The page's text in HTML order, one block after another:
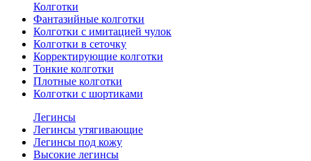
Колготки
Фантазийные колготки
Колготки с имитацией чулок
Колготки в сеточку
Корректирующие колготки
Тонкие колготки
Плотные колготки
Колготки с шортиками
Легинсы
Легинсы утягивающие
Легинсы под кожу
Высокие легинсы